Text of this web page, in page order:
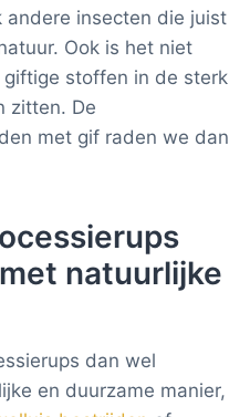
andere insecten die juist
Ook is het niet
stoffen in de sterk
zitten. De
met gif raden we dan
natuurlijke
dan wel
en duurzame manier,